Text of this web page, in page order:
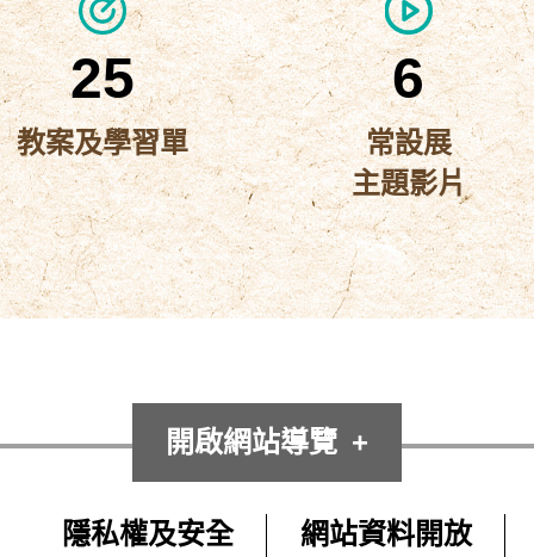
25
教案及學習單
6
常設展
主題影片
開啟網站導覽
隱私權及安全
網站資料開放